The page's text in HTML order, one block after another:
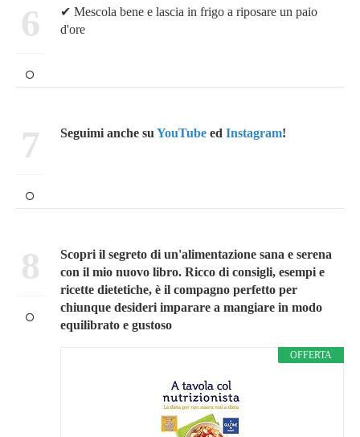
6
✔ Mescola bene e lascia in frigo a riposare un paio
d'ore
7 Seguimi anche su YouTube ed Instagram!
8
Scopri il segreto di un'alimentazione sana e serena
con il mio nuovo libro. Ricco di consigli, esempi e
ricette dietetiche, è il compagno perfetto per
chiunque desideri imparare a mangiare in modo
equilibrato e gustoso
OFFERTA